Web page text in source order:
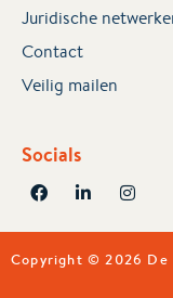
Juridische
Contact
Veilig mailen
Socials
Copyright © 2026 De